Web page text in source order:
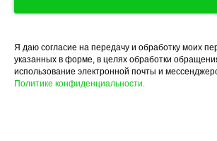
Я даю согласие на передачу и обработку моих
указанных в форме, в целях обработки
использование электронной почты и
Политике конфиденциальности.